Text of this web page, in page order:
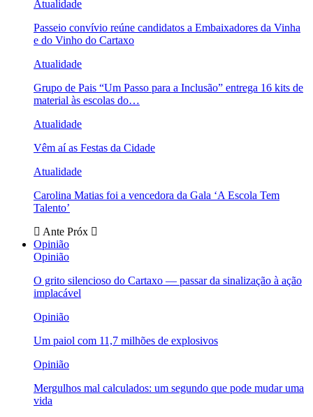
Atualidade
Passeio convívio reúne candidatos a Embaixadores da Vinha
e do Vinho do Cartaxo
Atualidade
Grupo de Pais “Um Passo para a Inclusão” entrega 16 kits de
material às escolas do…
Atualidade
Vêm aí as Festas da Cidade
Atualidade
Carolina Matias foi a vencedora da Gala ‘A Escola Tem
Talento’
Ante Próx
Opinião
Opinião
O grito silencioso do Cartaxo — passar da sinalização à ação
implacável
Opinião
Um paiol com 11,7 milhões de explosivos
Opinião
Mergulhos mal calculados: um segundo que pode mudar uma
vida